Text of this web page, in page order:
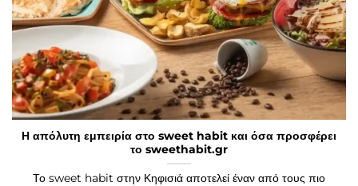
Η απόλυτη εμπειρία στο sweet habit και όσα προσφέρει
το sweethabit.gr
Το sweet habit στην Κηφισιά αποτελεί έναν από τους πιο